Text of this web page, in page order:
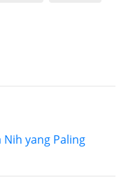
Nih yang Paling